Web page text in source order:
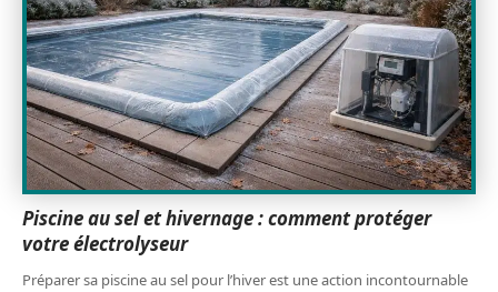
Piscine au sel et hivernage : comment protéger
votre électrolyseur
Préparer sa piscine au sel pour l’hiver est une action incontournable